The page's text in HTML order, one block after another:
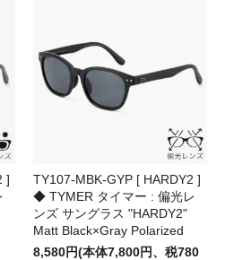
]
TY107-MBK-GYP [ HARDY2 ]
◆ TYMER タイマー : 偏光レ
ンズ サングラス "HARDY2"
Matt Black×Gray Polarized
8,580円(本体7,800円、税780